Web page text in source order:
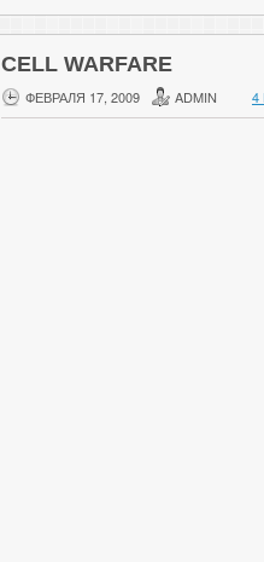
CELL WARFARE
ФЕВРАЛЯ 17, 2009 ADMIN 4